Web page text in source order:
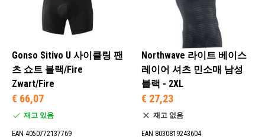
Gonso Sitivo U 사이클링 팬
츠 쇼트 블랙/Fire
Zwart/Fire
€ 66,07
재고 있음
EAN 4050772137769
Northwave 라이트 베이스
레이어 셔츠 민소매 남성
블랙 - 2XL
€ 27,23
재고 없음
EAN 8030819243604